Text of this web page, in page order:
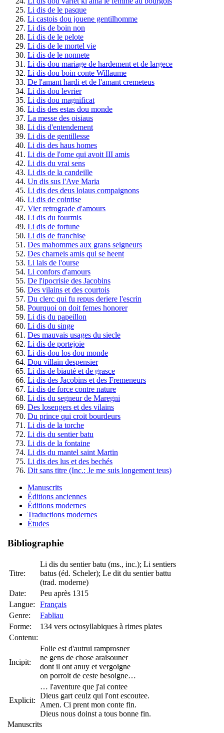
Li dis de le pasque
Li castois dou jouene gentilhomme
Li dis de boin non
Li dis de le pelote
Li dis de le mortel vie
Li dis de le nonnete
Li dis dou mariage de hardement et de largece
Li dis dou boin conte Willaume
De l'amant hardi et de l'amant cremeteus
Li dis dou levrier
Li dis dou magnificat
Li dis des estas dou monde
La messe des oisiaus
Li dis d'entendement
Li dis de gentillesse
Li dis des haus homes
Li dis de l'ome qui avoit III amis
Li dis du vrai sens
Li dis de la candeille
Un dis sus l'Ave Maria
Li dis des deus loiaus compaignons
Li dis de cointise
Vier retrograde d'amours
Li dis du fourmis
Li dis de fortune
Li dis de franchise
Des mahommes aux grans seigneurs
Des charneis amis qui se heent
Li lais de l'ourse
Li confors d'amours
De l'ipocrisie des Jacobins
Des vilains et des courtois
Du clerc qui fu repus deriere l'escrin
Pourquoi on doit femes honorer
Li dis du papeillon
Li dis du singe
Des mauvais usages du siecle
Li dis de portejoie
Li dis dou los dou monde
Dou villain despensier
Li dis de biauté et de grasce
Li dis des Jacobins et des Fremeneurs
Li dis de force contre nature
Li dis du segneur de Maregni
Des losengers et des vilains
Du prince qui croit bourdeurs
Li dis de la torche
Li dis du sentier batu
Li dis de la fontaine
Li dis du mantel saint Martin
Li dis des lus et des bechés
Dit sans titre (Inc.: Je me suis longement teus)
Manuscrits
Éditions anciennes
Éditions modernes
Traductions modernes
Études
Bibliographie
Titre:
Li dis du sentier batu (ms., inc.); Li sentiers
batus (éd. Scheler); Le dit du sentier battu
(trad. moderne)
Date:
Peu après 1315
Langue:
Français
Genre:
Fabliau
Forme:
134 vers octosyllabiques à rimes plates
Contenu:
Incipit:
Folie est d'autrui ramprosner
ne gens de chose araisouner
dont il ont anuy et vergoigne
on porroit de ceste besoigne…
Explicit:
… l'aventure que j'ai contee
Dieus gart ceulz qui l'ont escoutee.
Amen. Ci prent mon conte fin.
Dieus nous doinst a tous bonne fin.
Manuscrits